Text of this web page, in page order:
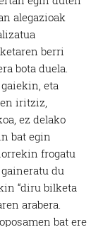
alegazioak
berri
bota duela.
eta
iritziz,
ez delako
bat egin
frogatu
du
“diru bilketa
arabera.
bat ere